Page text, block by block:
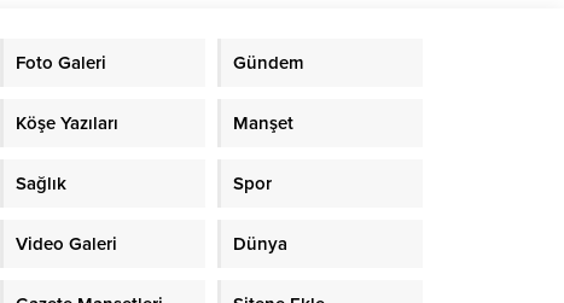
Foto Galeri Gündem
Köşe Yazıları Manşet
Sağlık Spor
Video Galeri Dünya